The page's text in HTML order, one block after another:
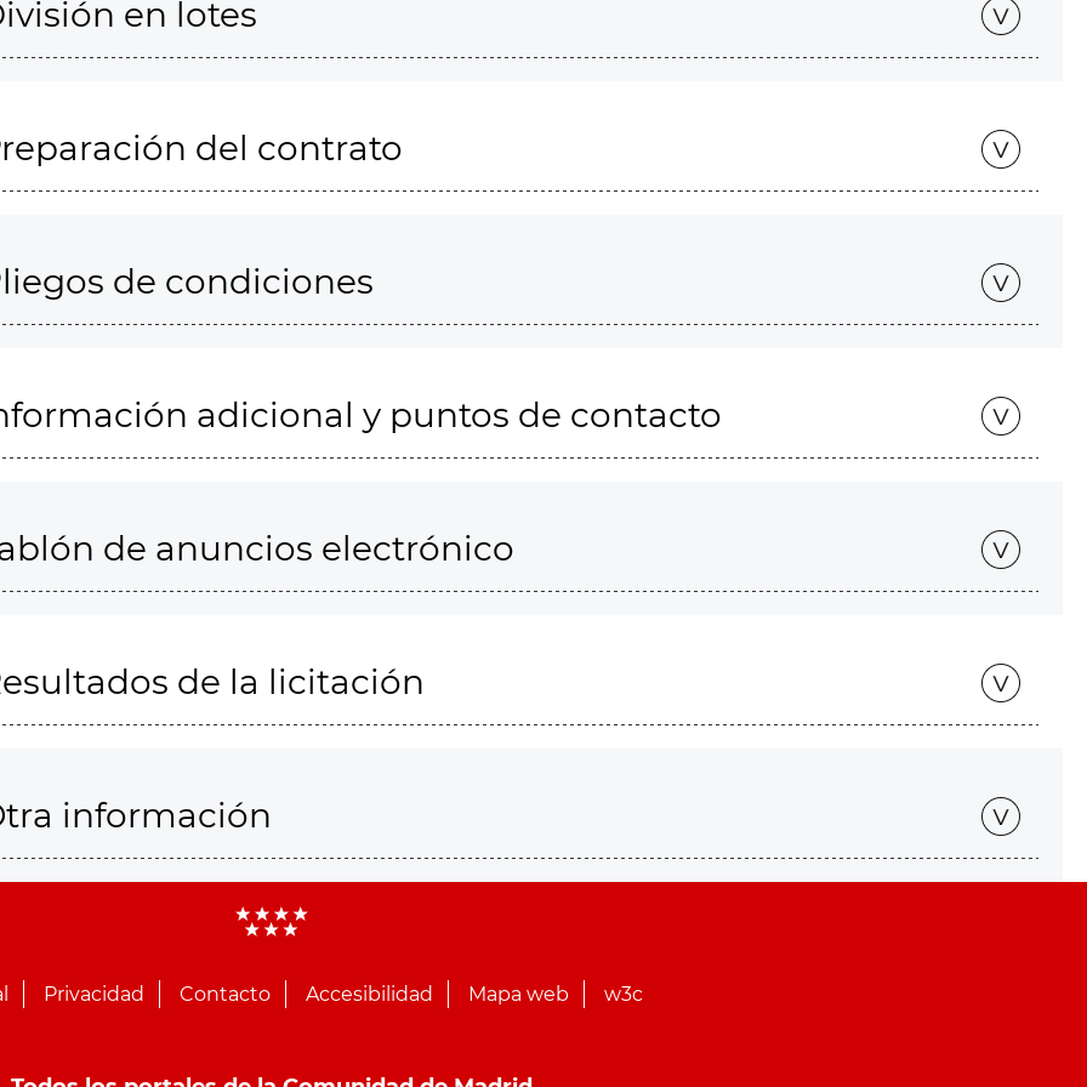
en lotes
del contrato
de condiciones
adicional y puntos de contacto
de anuncios electrónico
de la licitación
información
Privacidad Contacto Accesibilidad Mapa web w3c